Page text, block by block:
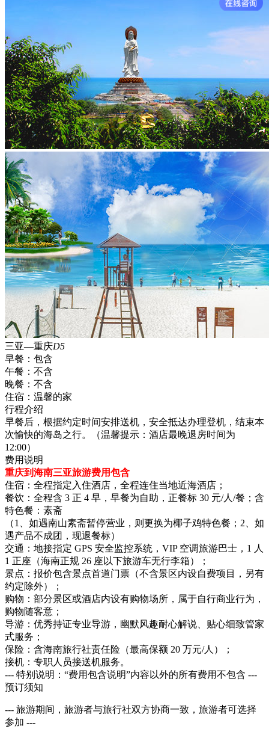
三亚—重庆D5
早餐： 包含
午餐： 不含
晚餐： 不含
住宿： 温馨的家
行程介绍
早餐后，根据约定时间安排送机，安全抵达办理登机，结束本
次愉快的海岛之行。（温馨提示：酒店最晚退房时间为
12:00）
费用说明
重庆到海南三亚旅游费用包含
住宿：全程指定入住酒店，全程连住当地近海酒店；
餐饮：全程含 3 正 4 早，早餐为自助，正餐标 30 元/人/餐；含
特色餐：素斋
（1、如遇南山素斋暂停营业，则更换为椰子鸡特色餐；2、如
遇产品不成团，现退餐标）
交通：地接指定 GPS 安全监控系统，VIP 空调旅游巴士，1 人
1 正座（海南正规 26 座以下旅游车无行李箱）；
景点：报价包含景点首道门票（不含景区内设自费项目，另有
约定除外）；
购物：部分景区或酒店内设有购物场所，属于自行商业行为，
购物随客意；
导游：优秀持证专业导游，幽默风趣耐心解说、贴心细致管家
式服务；
保险：含海南旅行社责任险（最高保额 20 万元/人）；
接机：专职人员接送机服务。
--- 特别说明：“费用包含说明”内容以外的所有费用不包含 ---
预订须知
--- 旅游期间，旅游者与旅行社双方协商一致，旅游者可选择
参加 ---